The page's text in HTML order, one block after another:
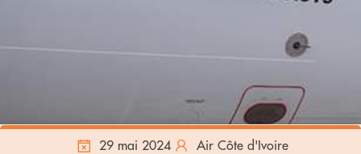
29 mai 2024 Air Côte d'Ivoire